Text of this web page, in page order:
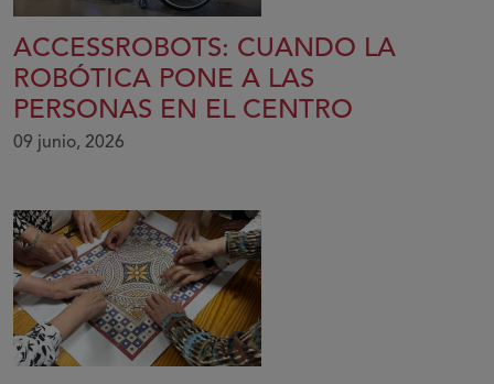
ACCESSROBOTS: CUANDO LA
ROBÓTICA PONE A LAS
PERSONAS EN EL CENTRO
09 junio, 2026